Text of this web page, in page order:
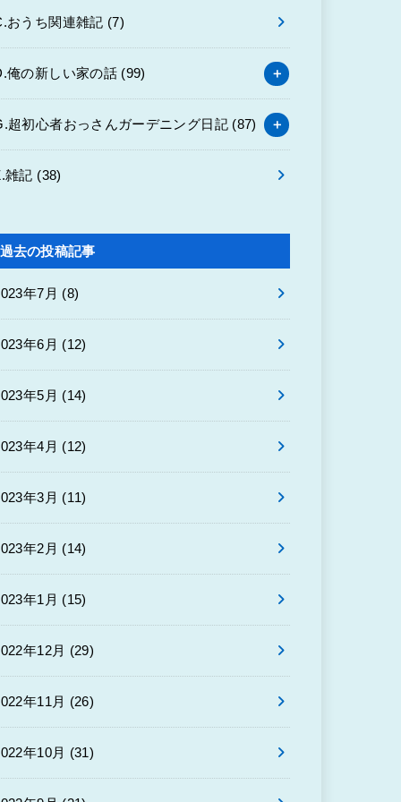
おうち関連雑記 (7)
俺の新しい家の話 (99)
超初心者おっさんガーデニング日記 (87)
雑記 (38)
過去の投稿記事
年7月 (8)
年6月 (12)
年5月 (14)
年4月 (12)
年3月 (11)
年2月 (14)
年1月 (15)
年12月 (29)
年11月 (26)
年10月 (31)